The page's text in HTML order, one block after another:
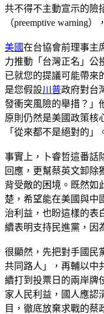
共不得不主動宣示的險
（preemptive warning
美國在台協會前理事主
力推動「台灣正名」公
已就您的提議可能帶來
是您假設川普政府對台
發衝突風險的舉措？」
原則仍然是美國政策核
「從來都不是絕對的」
事實上，卜睿哲這番話
回應，更幫蔡英文卸除
背受敵的困境。既然如
楚，希望能在美國與中
治利益，也盼這樣的表
續表明支持民進黨，因
很顯然，先把對手國民
共同路人」，再輔以中
續打到投票日的兩岸牌
家人民利益，國人應認
目，徹底放棄求戰的蔡